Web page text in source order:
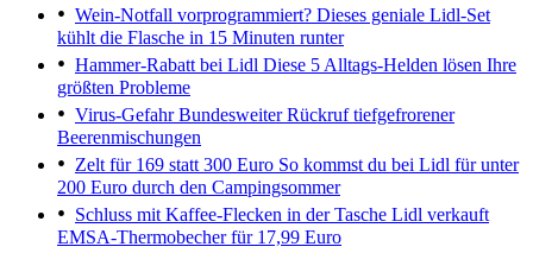
Wein-Notfall vorprogrammiert? Dieses geniale Lidl-Set
kühlt die Flasche in 15 Minuten runter
Hammer-Rabatt bei Lidl Diese 5 Alltags-Helden lösen Ihre
größten Probleme
Virus-GefahrBundesweiter Rückruf tiefgefrorener
Beerenmischungen
Zelt für 169 statt 300 Euro So kommst du bei Lidl für unter
200 Euro durch den Campingsommer
Schluss mit Kaffee-Flecken in der Tasche Lidl verkauft
EMSA-Thermobecher für 17,99 Euro